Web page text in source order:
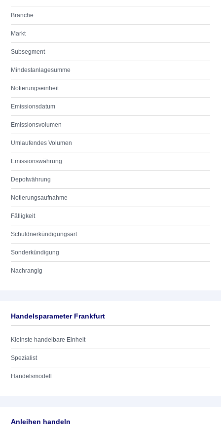
Branche
Markt
Subsegment
Mindestanlagesumme
Notierungseinheit
Emissionsdatum
Emissionsvolumen
Umlaufendes Volumen
Emissionswährung
Depotwährung
Notierungsaufnahme
Fälligkeit
Schuldnerkündigungsart
Sonderkündigung
Nachrangig
Handelsparameter Frankfurt
Kleinste handelbare Einheit
Spezialist
Handelsmodell
Anleihen handeln